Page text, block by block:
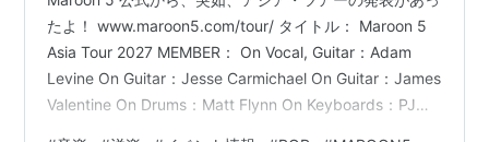
たよ！ www.maroon5.com/tour/ タイトル： Maroon 5
Asia Tour 2027 MEMBER： On Vocal, Guitar：Adam
Levine On Guitar：Jesse Carmichael On Guitar：James
Valentine On Drums：Matt Flynn On Keyboards：PJ